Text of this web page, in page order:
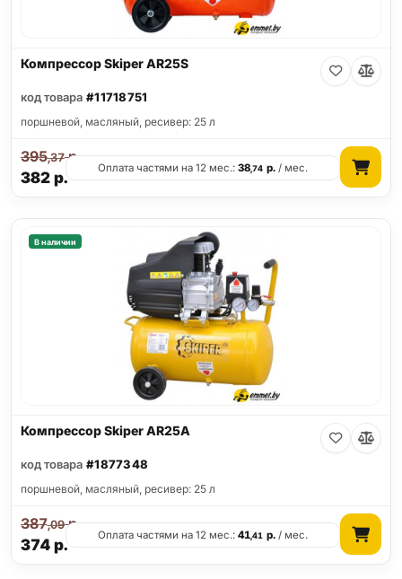
Компрессор Skiper AR25S
код товара #11718751
поршневой, масляный, ресивер: 25 л
382р.
395,37р.
Оплата частями на 12 мес.:38,74 р./ мес.
В наличии
Компрессор Skiper AR25A
код товара #1877348
поршневой, масляный, ресивер: 25 л
374р.
387,09р.
Оплата частями на 12 мес.:41,41 р./ мес.